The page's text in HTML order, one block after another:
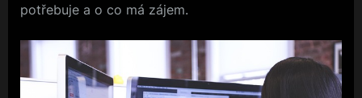
potřebuje a o co má zájem.